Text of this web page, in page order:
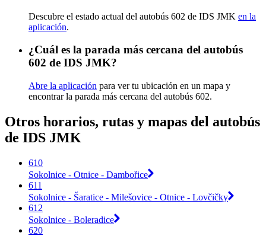
Descubre el estado actual del autobús 602 de IDS JMK en la
aplicación.
¿Cuál es la parada más cercana del autobús
602 de IDS JMK?
Abre la aplicación para ver tu ubicación en un mapa y
encontrar la parada más cercana del autobús 602.
Otros horarios, rutas y mapas del autobús
de IDS JMK
610
Sokolnice - Otnice - Dambořice
611
Sokolnice - Šaratice - Milešovice - Otnice - Lovčičky
612
Sokolnice - Boleradice
620